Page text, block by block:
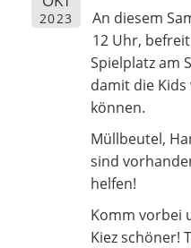
2023
An diesem
12 Uhr,
Spielplatz am
damit die
können.
Müllbeutel,
sind
helfen!
Komm vorbei
Kiez schöner!